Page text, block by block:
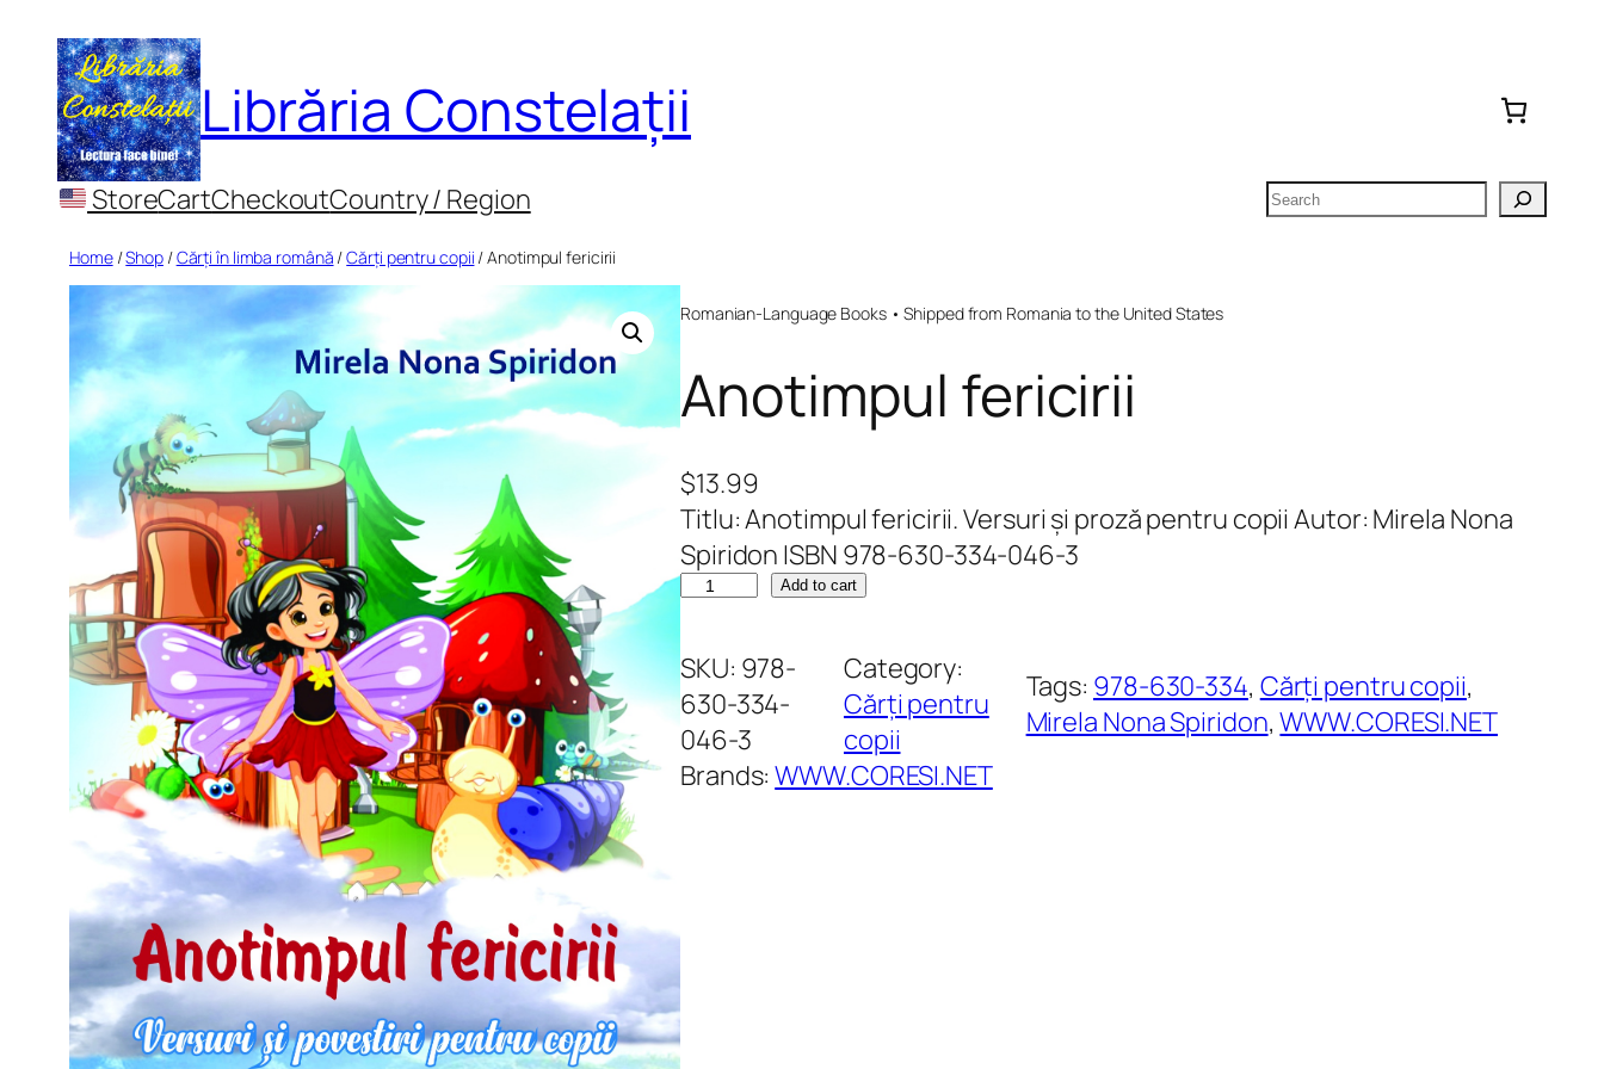
content
Librăria Constelații
StoreCartCheckoutCountry / Region Search
Home/Shop/Cărți în limba română /Cărți pentru copii / Anotimpul fericirii
Romanian-Language Books • Shipped from Romania to the United States
Anotimpul fericirii
$13.99
Titlu: Anotimpul fericirii. Versuri și proză pentru copii Autor: Mirela Nona
Spiridon ISBN 978-630-334-046-3
A
o
t
i
m
e
r
i
c
Add to cart
SKU: 978-
630-334-
046-3
Category:
Cărți pentru
copii
Tags: 978-630-334, Cărți pentru copii
Mirela Nona Spiridon, WWW.CORESI.NET
Brands:WWW.CORESI.NET